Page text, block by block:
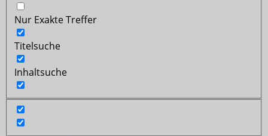
Nur Exakte Treffer
Titelsuche
Inhaltsuche